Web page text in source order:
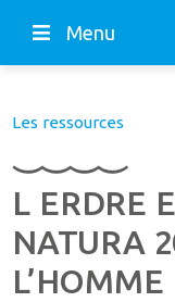
Menu
Les ressources
L ERDRE
NATURA
L’HOMME